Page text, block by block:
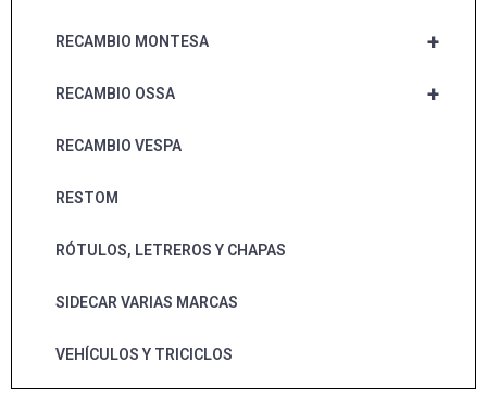
+
RECAMBIO MONTESA
+
RECAMBIO OSSA
RECAMBIO VESPA
RESTOM
RÓTULOS, LETREROS Y CHAPAS
SIDECAR VARIAS MARCAS
VEHÍCULOS Y TRICICLOS